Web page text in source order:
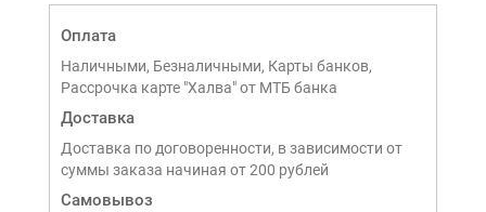
Оплата
Наличными, Безналичными, Карты банков,
Рассрочка карте "Халва" от МТБ банка
Доставка
Доставка по договоренности, в зависимости от
суммы заказа начиная от 200 рублей
Самовывоз